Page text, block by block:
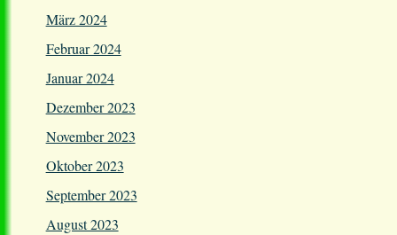
März 2024
Februar 2024
Januar 2024
Dezember 2023
November 2023
Oktober 2023
September 2023
August 2023